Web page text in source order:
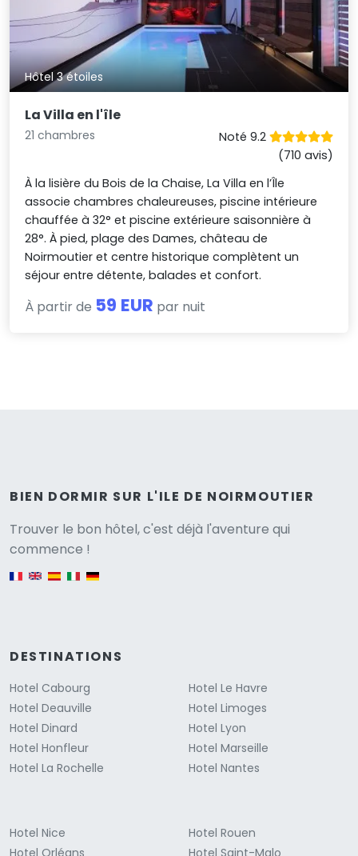
Hôtel 3 étoiles
La Villa en l'île
21 chambres
Noté 9.2
(710 avis)
À la lisière du Bois de la Chaise, La Villa en l’Île
associe chambres chaleureuses, piscine intérieure
chauffée à 32° et piscine extérieure saisonnière à
28°. À pied, plage des Dames, château de
Noirmoutier et centre historique complètent un
séjour entre détente, balades et confort.
À partir de 59 EUR par nuit
BIEN DORMIR SUR L'ILE DE NOIRMOUTIER
Trouver le bon hôtel, c'est déjà l'aventure qui
commence !
DESTINATIONS
Hotel Cabourg
Hotel Deauville
Hotel Dinard
Hotel Honfleur
Hotel La Rochelle
Hotel Le Havre
Hotel Limoges
Hotel Lyon
Hotel Marseille
Hotel Nantes
Hotel Nice
Hotel Orléans
Hotel Rouen
Hotel Saint-Malo